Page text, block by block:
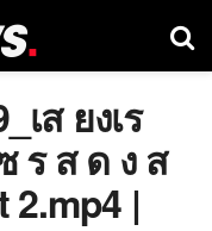
เส ยงเร
ร ส ด ง ส
2.mp4 |